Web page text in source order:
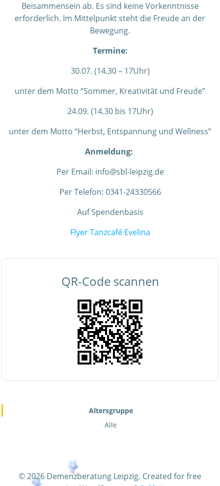
Beisammensein ab. Es sind keine Vorkenntnisse
erforderlich. Im Mittelpunkt steht die Freude an der
Bewegung.
Termine:
30.07. (14.30 – 17Uhr)
unter dem Motto “Sommer, Kreativität und Freude”
24.09. (14.30 bis 17Uhr)
unter dem Motto “Herbst, Entspannung und Wellness”
Anmeldung:
Per Email: info@sbl-leipzig.de
Per Telefon: 0341-24330566
Auf Spendenbasis
Flyer Tanzcafé Evelina
QR-Code scannen
Altersgruppe
Alle
© 2026 Demenzberatung Leipzig. Created for free